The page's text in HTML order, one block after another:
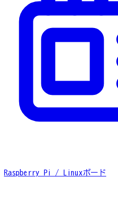
Raspberry Pi / Linuxボード